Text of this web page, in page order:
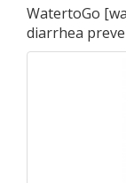
WatertoGo [
diarrhea